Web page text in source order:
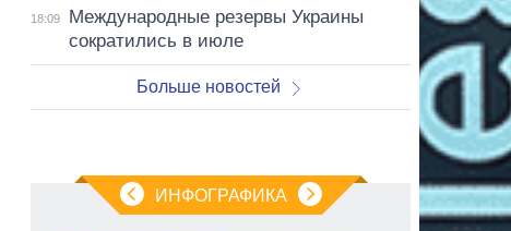
18:09
Международные резервы Украины
сократились в июле
Больше новостей
ИНФОГРАФИКА